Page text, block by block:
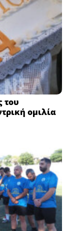
του
ομιλία